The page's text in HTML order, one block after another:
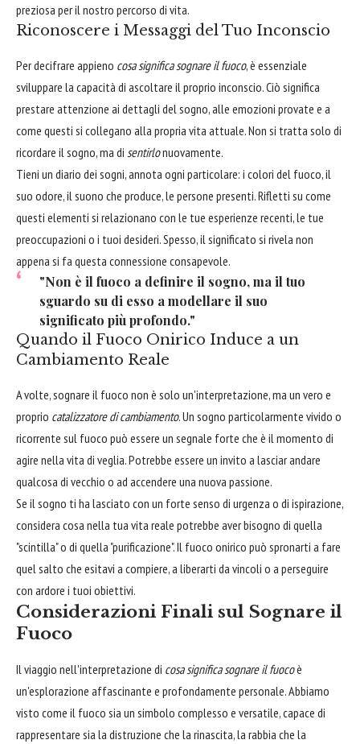
preziosa per il nostro percorso di vita.
Riconoscere i Messaggi del Tuo Inconscio
Per decifrare appieno cosa significa sognare il fuoco, è essenziale
sviluppare la capacità di ascoltare il proprio inconscio. Ciò significa
prestare attenzione ai dettagli del sogno, alle emozioni provate e a
come questi si collegano alla propria vita attuale. Non si tratta solo di
ricordare il sogno, ma di sentirlonuovamente.
Tieni un diario dei sogni, annota ogni particolare: i colori del fuoco, il
suo odore, il suono che produce, le persone presenti. Rifletti su come
questi elementi si relazionano con le tue esperienze recenti, le tue
preoccupazioni o i tuoi desideri. Spesso, il significato si rivela non
appena si fa questa connessione consapevole.
"Non è il fuoco a definire il sogno, ma il tuo
sguardo su di esso a modellare il suo
significato più profondo."
Quando il Fuoco Onirico Induce a un
Cambiamento Reale
A volte, sognare il fuoco non è solo un'interpretazione, ma un vero e
proprio catalizzatore di cambiamento. Un sogno particolarmente vivido o
ricorrente sul fuoco può essere un segnale forte che è il momento di
agire nella vita di veglia. Potrebbe essere un invito a lasciar andare
qualcosa di vecchio o ad accendere una nuova passione.
Se il sogno ti ha lasciato con un forte senso di urgenza o di ispirazione,
considera cosa nella tua vita reale potrebbe aver bisogno di quella
"scintilla" o di quella "purificazione". Il fuoco onirico può spronarti a fare
quel salto che esitavi a compiere, a liberarti da vincoli o a perseguire
con ardore i tuoi obiettivi.
Considerazioni Finali sul Sognare il
Fuoco
Il viaggio nell'interpretazione di cosa significa sognare il fuocoè
un'esplorazione affascinante e profondamente personale. Abbiamo
visto come il fuoco sia un simbolo complesso e versatile, capace di
rappresentare sia la distruzione che la rinascita, la rabbia che la